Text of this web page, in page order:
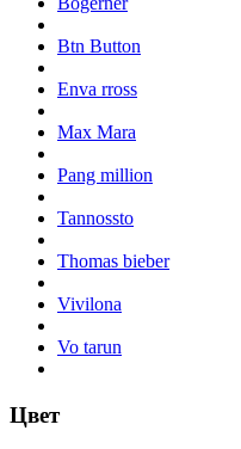
Btn Button
Enva rross
Max Mara
Pang million
Tannossto
Thomas bieber
Vivilona
Vo tarun
Цвет